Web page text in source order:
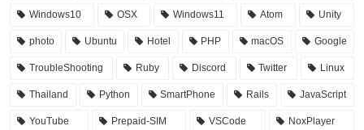
Windows10 OSX Windows11 Atom Unity
photo Ubuntu Hotel PHP macOS Google
TroubleShooting Ruby Discord Twitter Linux
Thailand Python SmartPhone Rails JavaScript
YouTube Prepaid-SIM VSCode NoxPlayer